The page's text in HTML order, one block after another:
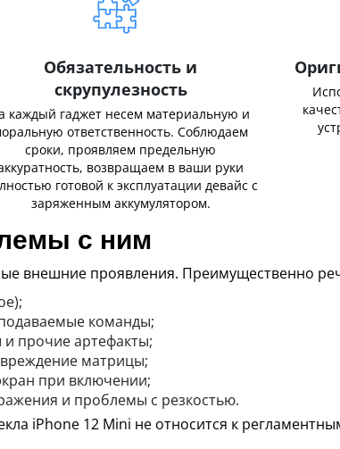
Обязательность и
скрупулезность
каждый гаджет несем материальную и
ответственность. Соблюдаем
сроки, проявляем предельную
возвращаем в ваши руки
готовой к эксплуатации девайс с
заряженным аккумулятором.
с ним
внешние проявления. Преимущественно
команды;
прочие артефакты;
матрицы;
при включении;
и проблемы с резкостью.
iPhone 12 Mini не относится к